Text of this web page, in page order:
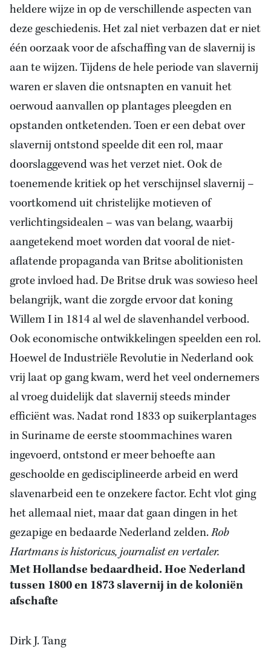
heldere wijze in op de verschillende aspecten van
deze geschiedenis. Het zal niet verbazen dat er niet
één oorzaak voor de afschaffing van de slavernij is
aan te wijzen. Tijdens de hele periode van slavernij
waren er slaven die ontsnapten en vanuit het
oerwoud aanvallen op plantages pleegden en
opstanden ontketenden. Toen er een debat over
slavernij ontstond speelde dit een rol, maar
doorslaggevend was het verzet niet. Ook de
toenemende kritiek op het verschijnsel slavernij –
voortkomend uit christelijke motieven of
verlichtingsidealen – was van belang, waarbij
aangetekend moet worden dat vooral de niet-
aflatende propaganda van Britse abolitionisten
grote invloed had. De Britse druk was sowieso heel
belangrijk, want die zorgde ervoor dat koning
Willem I in 1814 al wel de slavenhandel verbood.
Ook economische ontwikkelingen speelden een rol.
Hoewel de Industriële Revolutie in Nederland ook
vrij laat op gang kwam, werd het veel ondernemers
al vroeg duidelijk dat slavernij steeds minder
efficiënt was. Nadat rond 1833 op suikerplantages
in Suriname de eerste stoommachines waren
ingevoerd, ontstond er meer behoefte aan
geschoolde en gedisciplineerde arbeid en werd
slavenarbeid een te onzekere factor. Echt vlot ging
het allemaal niet, maar dat gaan dingen in het
gezapige en bedaarde Nederland zelden.Rob
Hartmans is historicus, journalist en vertaler.
Met Hollandse bedaardheid. Hoe Nederland
tussen 1800 en 1873 slavernij in de koloniën
afschafte
Dirk J. Tang